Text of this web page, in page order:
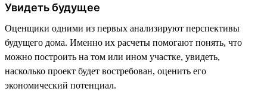
Увидеть будущее
Оценщики одними из первых анализируют перспективы
будущего дома. Именно их расчеты помогают понять, что
можно построить на том или ином участке, увидеть,
насколько проект будет востребован, оценить его
экономический потенциал.